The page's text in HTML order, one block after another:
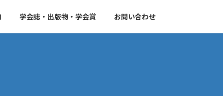
学会誌・出版物・学会賞 お問い合わせ